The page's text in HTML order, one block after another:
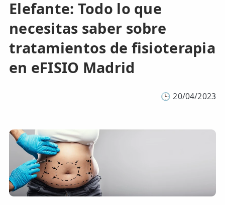
Elefante: Todo lo que
necesitas saber sobre
tratamientos de fisioterapia
en eFISIO Madrid
🕒 20/04/2023